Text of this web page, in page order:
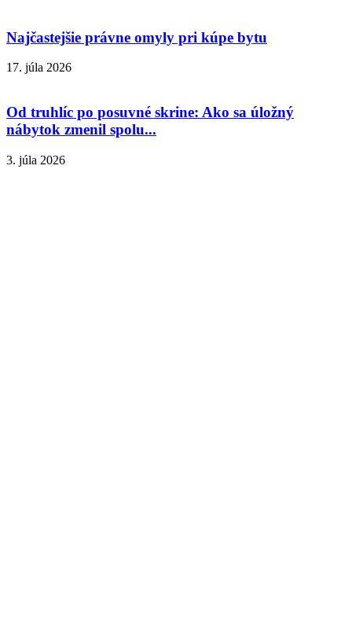
Najčastejšie právne omyly pri kúpe bytu
17. júla 2026
Od truhlíc po posuvné skrine: Ako sa úložný
nábytok zmenil spolu...
3. júla 2026